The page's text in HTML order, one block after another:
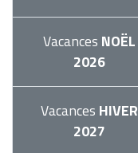
Vacances NOËL
2026
Vacances HIVER
2027